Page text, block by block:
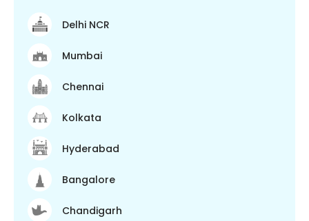
Delhi NCR
Mumbai
Chennai
Kolkata
Hyderabad
Bangalore
Chandigarh